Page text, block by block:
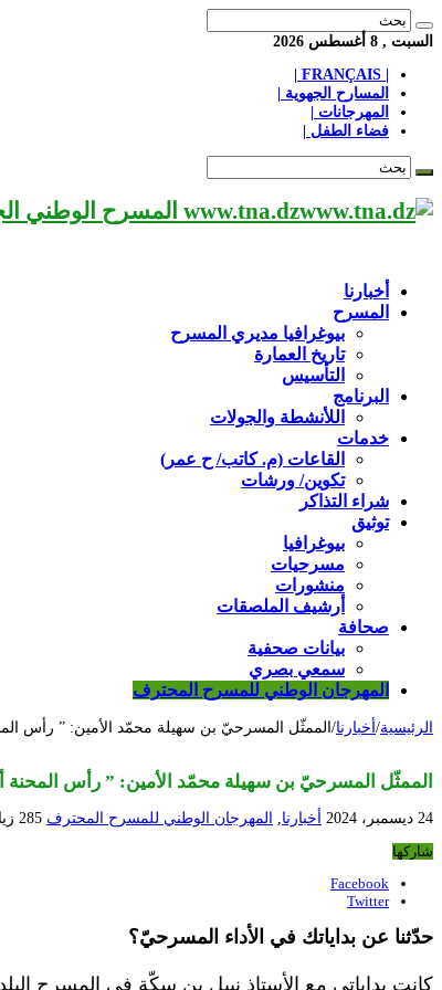
السبت , 8 أغسطس 2026
المسارح الجهوية |
المهرجانات |
فضاء الطفل |
www.tna.dz المسرح الوطني الجزائري مؤسسة ثقافية عريقة تابعة لوزارة الثقافة-الجزائر، يحمل اسم العميد «محي الدين بشطارزي».
أخبارنا
المسرح
بيوغرافيا مديري المسرح
تاريخ العمارة
التأسيس
البرنامج
اللأنشطة والجولات
خدمات
القاعات (م. كاتب/ ح عمر)
تكوين/ ورشات
شراء التذاكر
توثيق
بيوغرافيا
مسرحيات
منشورات
أرشيف الملصقات
صحافة
بيانات صحفية
سمعي بصري
المهرجان الوطني للمسرح المحترف
الرئيسية/ أخبارنا/ الممثّل المسرحيّ بن سهيلة محمّد الأمين: ” رأس
الممثّل المسرحيّ بن سهيلة محمّد الأمين: ” رأس
24 ديسمبر، 2024 أخبارنا, المهرجان الوطني للمسرح المحترف 285 زيارة
شاركها
Facebook
Twitter
حدّثنا عن بداياتك في الأداء المسرحيّ؟
كانت بداياتي مع الأستاذ نبيل بن سكّة في المسرح